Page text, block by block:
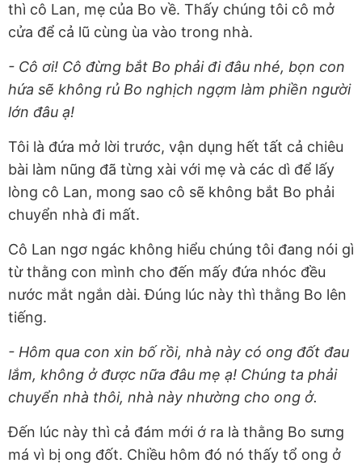
thì cô Lan, mẹ của Bo về. Thấy chúng tôi cô mở
cửa để cả lũ cùng ùa vào trong nhà.
- Cô ơi! Cô đừng bắt Bo phải đi đâu nhé, bọn con
hứa sẽ không rủ Bo nghịch ngợm làm phiền người
lớn đâu ạ!
Tôi là đứa mở lời trước, vận dụng hết tất cả chiêu
bài làm nũng đã từng xài với mẹ và các dì để lấy
lòng cô Lan, mong sao cô sẽ không bắt Bo phải
chuyển nhà đi mất.
Cô Lan ngơ ngác không hiểu chúng tôi đang nói gì
từ thằng con mình cho đến mấy đứa nhóc đều
nước mắt ngắn dài. Đúng lúc này thì thằng Bo lên
tiếng.
- Hôm qua con xin bố rồi, nhà này có ong đốt đau
lắm, không ở được nữa đâu mẹ ạ! Chúng ta phải
chuyển nhà thôi, nhà này nhường cho ong ở.
Đến lúc này thì cả đám mới ớ ra là thằng Bo sưng
má vì bị ong đốt. Chiều hôm đó nó thấy tổ ong ở